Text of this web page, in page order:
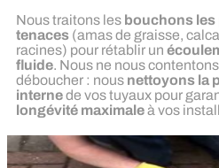
Nous traitons les bouchons les
tenaces (amas de graisse,
racines) pour rétablir un
fluide. Nous ne nous
déboucher : nous nettoyons la
internede vos tuyaux pour
longévité maximaleà vos